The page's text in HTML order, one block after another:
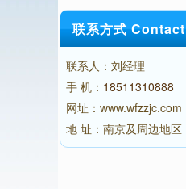
联系方式 Contact
联系人：刘经理
手 机： 18511310888
网址：www.wfzzjc.com
地 址：南京及周边地区